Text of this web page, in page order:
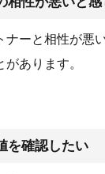
ナーと相性が悪
あります。
を確認したい